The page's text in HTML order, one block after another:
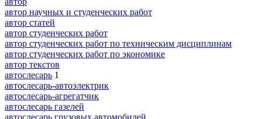
автор научных и студенческих работ
автор статей
автор студенческих работ
автор студенческих работ по техническим дисциплинам
автор студенческих работ по экономике
автор текстов
автослесарь 1
автослесарь-автоэлектрик
автослесарь-агрегатчик
автослесарь газелей
автослесарь грузовых автомобилей